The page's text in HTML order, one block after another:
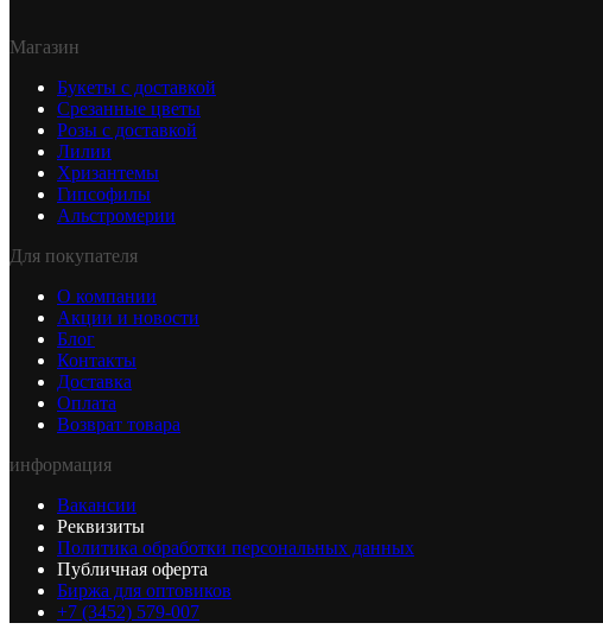
Магазин
Букеты с доставкой
Срезанные цветы
Розы с доставкой
Лилии
Хризантемы
Гипсофилы
Альстромерии
Для покупателя
О компании
Акции и новости
Блог
Контакты
Доставка
Оплата
Возврат товара
информация
Вакансии
Реквизиты
Политика обработки персональных данных
Публичная оферта
Биржа для оптовиков
+7 (3452) 579-007